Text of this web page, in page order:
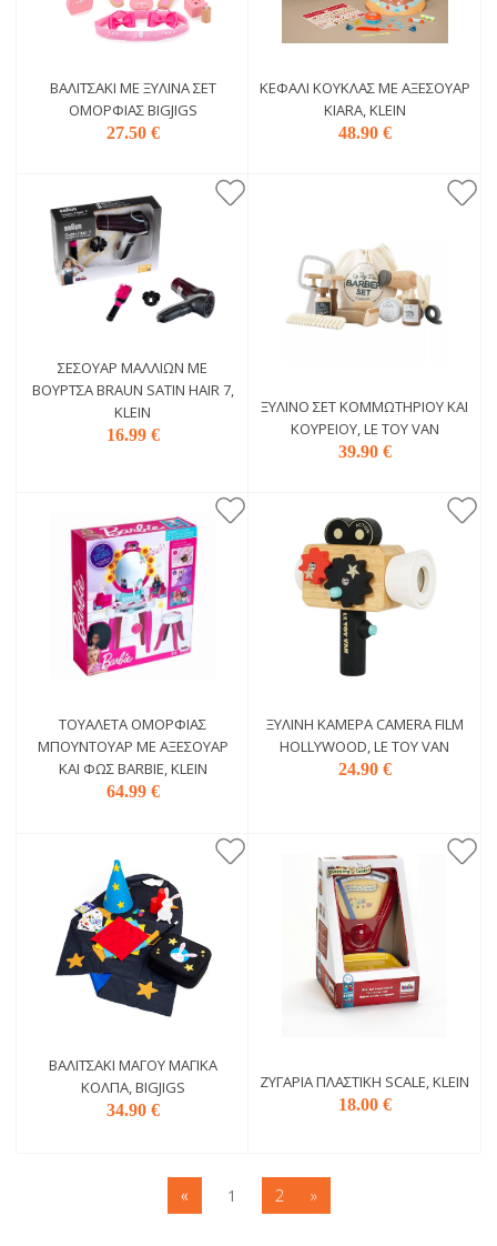
ΒΑΛΙΤΣΆΚΙ ΜΕ ΞΎΛΙΝΑ ΣΕΤ
ΟΜΟΡΦΙΆΣ BIGJIGS
27.50 €
ΚΕΦΆΛΙ ΚΟΎΚΛΑΣ ΜΕ ΑΞΕΣΟΥΆΡ
KIARA, KLEIN
48.90 €
ΣΕΣΟΥΆΡ ΜΆΛΛΙΩΝ ΜΕ
ΒΟΎΡΤΣΑ BRAUN SATIN HAIR 7,
KLEIN
16.99 €
ΞΎΛΙΝΟ ΣΕΤ ΚΟΜΜΩΤΗΡΊΟΥ ΚΑΙ
ΚΟΥΡΕΊΟΥ, LE TOY VAN
39.90 €
ΤΟΥΑΛΈΤΑ ΟΜΟΡΦΙΆΣ
ΜΠΟΥΝΤΟΥΆΡ ΜΕ AΞΕΣΟΥΆΡ
ΚΑΙ ΦΩΣ BARBIE, KLEIN
64.99 €
ΞΎΛΙΝΗ ΚΆΜΕΡΑ CAMERA FILM
HOLLYWOOD, LE TOY VAN
24.90 €
ΒΑΛΙΤΣΆΚΙ ΜΆΓΟΥ ΜΑΓΙΚΆ
ΚΌΛΠΑ, BIGJIGS
34.90 €
ΖΥΓΑΡΊΑ ΠΛΑΣΤΙΚΉ SCALE, KLEIN
18.00 €
« 1 2 »